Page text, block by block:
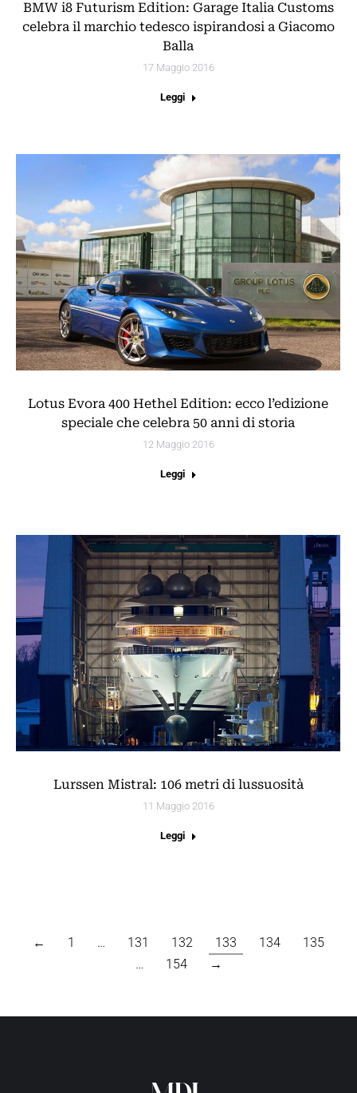
BMW i8 Futurism Edition: Garage Italia Customs
celebra il marchio tedesco ispirandosi a Giacomo
Balla
17 Maggio 2016
Leggi
Lotus Evora 400 Hethel Edition: ecco l’edizione
speciale che celebra 50 anni di storia
12 Maggio 2016
Leggi
Lurssen Mistral: 106 metri di lussuosità
11 Maggio 2016
Leggi
← 1 … 131 132 133 134
135
…
154 →